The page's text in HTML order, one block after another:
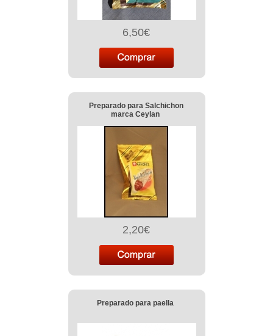
6,50€
Preparado para Salchichon
marca Ceylan
2,20€
Preparado para paella